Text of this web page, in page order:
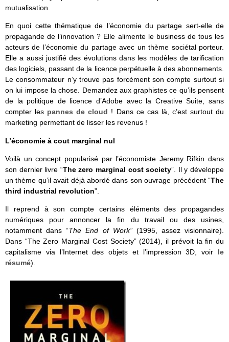
mutualisation.
En quoi cette thématique de l’économie du partage sert-elle de
propagande de l’innovation ? Elle alimente le business de tous les
acteurs de l’économie du partage avec un thème sociétal porteur.
Elle a aussi justifié des évolutions dans les modèles de tarification
des logiciels, passant de la licence perpétuelle à des abonnements.
Le consommateur n’y trouve pas forcément son compte surtout si
on lui impose la chose. Demandez aux graphistes ce qu’ils pensent
de la politique de licence d’Adobe avec la Creative Suite, sans
compter les pannes de cloud ! Dans ce cas là, c’est surtout du
marketing permettant de lisser les revenus !
L’économie à cout marginal nul
Voilà un concept popularisé par l’économiste Jeremy Rifkin dans
son dernier livre “The zero marginal cost society”. Il y développe
un thème qu’il avait déjà abordé dans son ouvrage précédent “The
third industrial revolution”.
Il reprend à son compte certains éléments des propagandes
numériques pour annoncer la fin du travail ou des usines,
notamment dans “The End of Work” (1995, assez visionnaire).
Dans “The Zero Marginal Cost Society” (2014), il prévoit la fin du
capitalisme via l’Internet des objets et l’impression 3D, voir le
résumé).